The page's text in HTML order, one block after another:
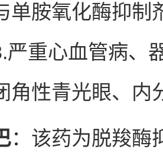
单胺氧化酶抑
严重心血管病、
角性青光眼、内
：该药为脱羧酶